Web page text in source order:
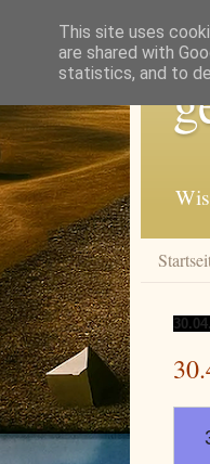
This site uses
are shared with
statistics, and to